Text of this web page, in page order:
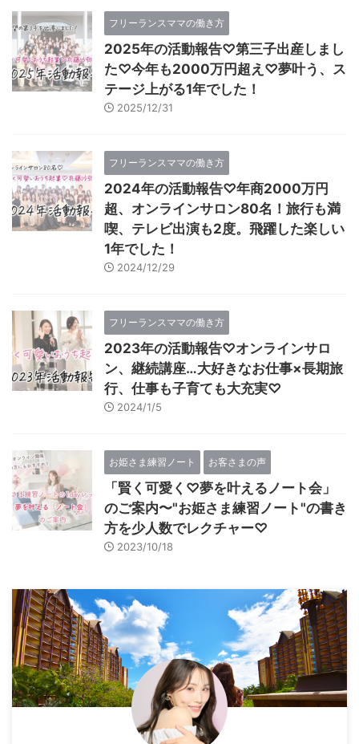
フリーランスママの働き方
2025年の活動報告♡第三子出産しまし
た♡今年も2000万円超え♡夢叶う、ス
テージ上がる1年でした！
2025/12/31
フリーランスママの働き方
2024年の活動報告♡年商2000万円
超、オンラインサロン80名！旅行も満
喫、テレビ出演も2度。飛躍した楽しい
1年でした！
2024/12/29
フリーランスママの働き方
2023年の活動報告♡オンラインサロ
ン、継続講座…大好きなお仕事×長期旅
行、仕事も子育ても大充実♡
2024/1/5
お姫さま練習ノート お客さまの声
「賢く可愛く♡夢を叶えるノート会」
のご案内〜"お姫さま練習ノート"の書き
方を少人数でレクチャー♡
2023/10/18